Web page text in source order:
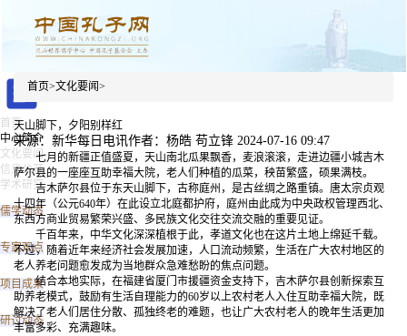
首页
中心简介
文化要闻
信息公开
学术研究
儒学动态
专家观点
项目成果
研讨动态
首页>文化要闻>
天山脚下，夕阳别样红
来源：新华每日电讯作者：杨皓 苟立锋 2024-07-16 09:47
七月的新疆正值盛夏，天山南北瓜果飘香，麦浪滚滚，走进边疆小城吉木
萨尔县的一座座互助幸福大院，老人们种植的瓜菜，秧苗繁盛，硕果满枝。
吉木萨尔县位于东天山脚下，古称庭州，是古丝绸之路重镇。唐太宗贞观
十四年（公元640年）在此设立北庭都护府，庭州由此成为中央政权管理西北、
东西方商业贸易繁荣兴盛、多民族文化交往交流交融的重要见证。
千百年来，中华文化深深植根于此，孝道文化也在这片土地上绵延千载。
不过，随着近年来经济社会发展加速，人口流动频繁，生活在广大农村地区的
老人养老问题愈发成为当地群众急难愁盼的焦点问题。
结合本地实际，在福建省厦门市援疆资金支持下，吉木萨尔县创新探索互
助养老模式，鼓励有生活自理能力的60岁以上农村老人入住互助幸福大院，既
解决了老人们居住分散、孤独终老的难题，也让广大农村老人的晚年生活更加
丰富多彩、充满趣味。